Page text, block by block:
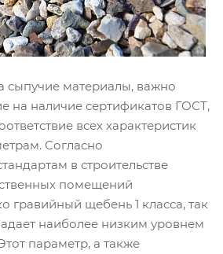
сыпучие материалы, важно
на наличие сертификатов ГОСТ,
всех характеристик
Согласно
в строительстве
помещений
гравийный щебень 1 класса, так
наиболее низким уровнем
параметр, а также